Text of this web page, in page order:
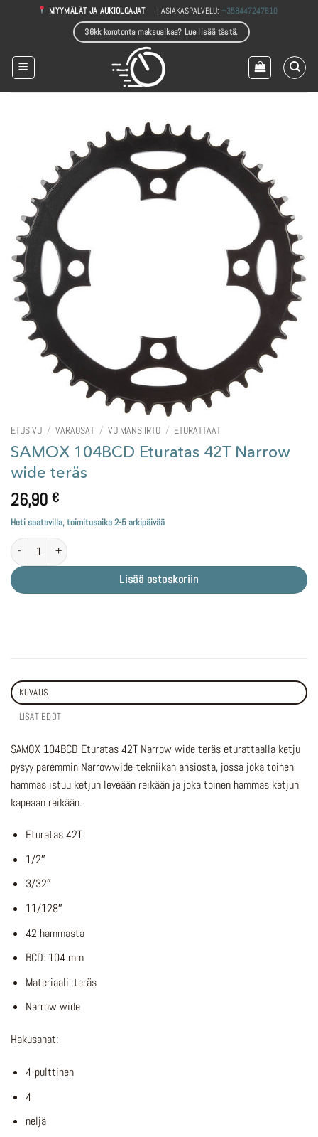
MYYMÄLÄT JA AUKIOLOAJAT | ASIAKASPALVELU:+358447247810
36kk korotonta maksuaikaa? Lue lisää tästä.
ETUSIVU / VARAOSAT / VOIMANSIIRTO / ETURATTAAT
SAMOX 104BCD Eturatas 42T Narrow
wide teräs
26,90 €
Heti saatavilla, toimitusaika 2-5 arkipäivää
SAMOX 104BCD Eturatas 42T Narrow wide teräs määrä
Lisää ostoskoriin
KUVAUS
LISÄTIEDOT
SAMOX 104BCD Eturatas 42T Narrow wide teräs eturattaalla ketju
pysyy paremmin Narrowwide-tekniikan ansiosta, jossa joka toinen
hammas istuu ketjun leveään reikään ja joka toinen hammas ketjun
kapeaan reikään.
Eturatas 42T
1/2″
3/32″
11/128″
42 hammasta
BCD: 104 mm
Materiaali: teräs
Narrow wide
Hakusanat:
4-pulttinen
4
neljä